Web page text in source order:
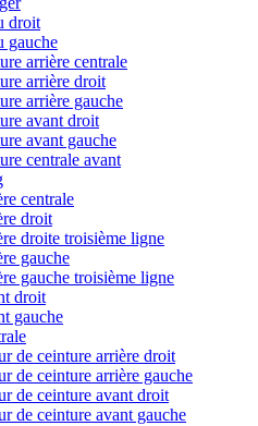
droit
gauche
arrière centrale
arrière droit
arrière gauche
avant droit
avant gauche
centrale avant
centrale
droit
droite troisième ligne
gauche
gauche troisième ligne
droit
gauche
de ceinture arrière droit
de ceinture arrière gauche
de ceinture avant droit
de ceinture avant gauche